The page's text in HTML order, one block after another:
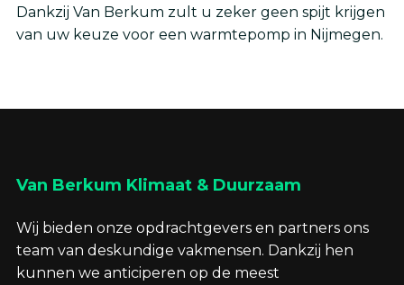
Dankzij Van Berkum zult u zeker geen spijt krijgen
van uw keuze voor een warmtepomp in Nijmegen.
Van Berkum Klimaat & Duurzaam
Wij bieden onze opdrachtgevers en partners ons
team van deskundige vakmensen. Dankzij hen
kunnen we anticiperen op de meest